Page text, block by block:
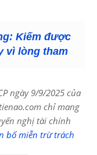
Kiếm được
vì lòng tham
ngày 9/9/2025 của
chỉ mang
nghị tài chính
bố miễn trừ trách